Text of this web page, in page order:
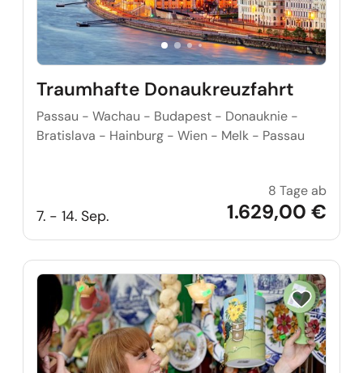
Traumhafte Donaukreuzfahrt
Passau - Wachau - Budapest - Donauknie -
Bratislava - Hainburg - Wien - Melk - Passau
7. - 14. Sep.
8 Tage ab
1.629,00 €
Reise auf